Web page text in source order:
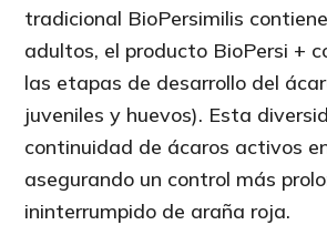
tradicional BioPersimilis
adultos, el producto BioPersi +
las etapas de desarrollo del
juveniles y huevos). Esta
continuidad de ácaros activos
asegurando un control más
ininterrumpido de araña roja.